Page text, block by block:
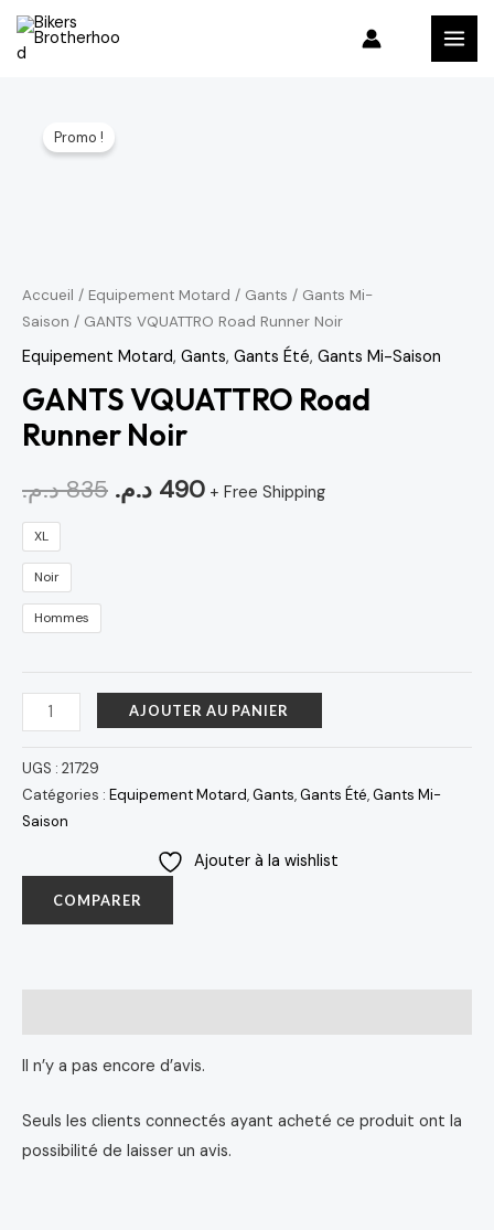
Aller
Promo !
Accueil / Equipement Motard / Gants / Gants Mi-
Saison / GANTS VQUATTRO Road Runner Noir
Equipement Motard, Gants, Gants Été, Gants Mi-Saison
GANTS VQUATTRO Road
Runner Noir
835 د.م.
835 د.م..
490 د.م.
490 د.م..
+ Free Shipping
XL
Noir
Hommes
Noir
AJOUTER AU PANIER
UGS : 21729
Catégories : Equipement Motard,Gants,Gants Été,Gants Mi-
Saison
Ajouter à la wishlist
COMPARER
Il n’y a pas encore d’avis.
Seuls les clients connectés ayant acheté ce produit ont la
possibilité de laisser un avis.